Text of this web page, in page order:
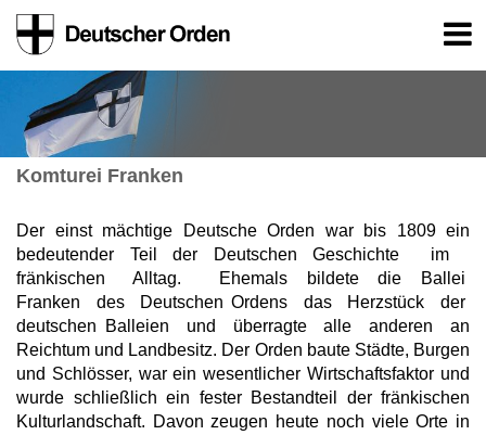
Komturei Franken
Der einst mächtige Deutsche Orden war bis 1809 ein
bedeutender Teil der Deutschen Geschichte im
fränkischen Alltag. Ehemals bildete die Ballei
Franken des Deutschen Ordens das Herzstück der
deutschen Balleien und überragte alle anderen an
Reichtum und Landbesitz. Der Orden baute Städte, Burgen
und Schlösser, war ein wesentlicher Wirtschaftsfaktor und
wurde schließlich ein fester Bestandteil der fränkischen
Kulturlandschaft. Davon zeugen heute noch viele Orte in